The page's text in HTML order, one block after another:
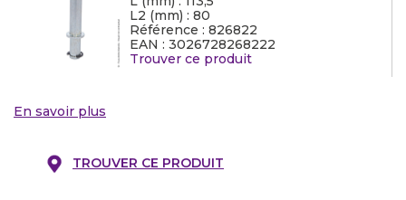
L2 (mm) : 80
Référence : 826822
EAN : 3026728268222
Trouver ce produit
En savoir plus
TROUVER CE PRODUIT